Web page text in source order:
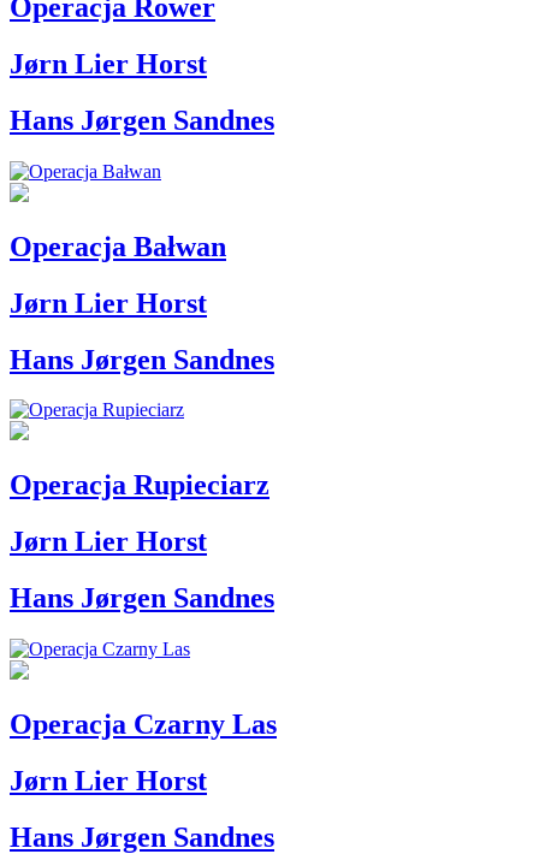
Operacja Rower
Jørn Lier Horst
Hans Jørgen Sandnes
Operacja Bałwan
Jørn Lier Horst
Hans Jørgen Sandnes
Operacja Rupieciarz
Jørn Lier Horst
Hans Jørgen Sandnes
Operacja Czarny Las
Jørn Lier Horst
Hans Jørgen Sandnes